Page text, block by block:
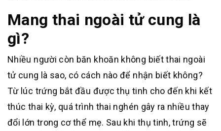
Mang thai ngoài tử cung là
gì?
Nhiều người còn băn khoăn không biết thai ngoài
tử cung là sao, có cách nào để nhận biết không?
Từ lúc trứng bắt đầu được thụ tinh cho đến khi kết
thúc thai kỳ, quá trình thai nghén gây ra nhiều thay
đổi lớn trong cơ thể mẹ. Sau khi thụ tinh, trứng sẽ